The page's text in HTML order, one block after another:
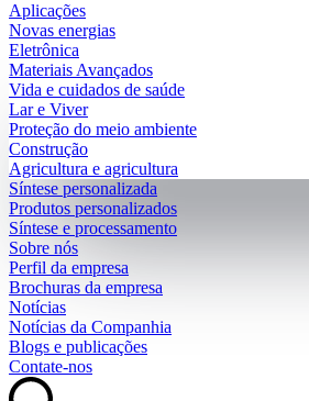
Aplicações
Novas energias
Eletrônica
Materiais Avançados
Vida e cuidados de saúde
Lar e Viver
Proteção do meio ambiente
Construção
Agricultura e agricultura
Síntese personalizada
Produtos personalizados
Síntese e processamento
Sobre nós
Perfil da empresa
Brochuras da empresa
Notícias
Notícias da Companhia
Blogs e publicações
Contate-nos